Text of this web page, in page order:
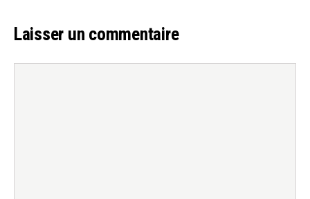
Laisser un commentaire